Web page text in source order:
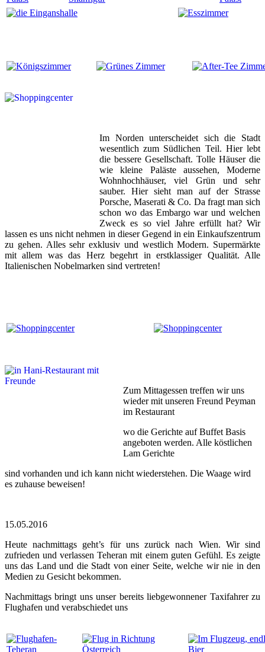
Im Norden unterscheidet sich die Stadt
wesentlich zum Südlichen Teil. Hier lebt
die bessere Gesellschaft. Tolle Häuser die
wie kleine Paläste aussehen, Moderne
Wohnhochhäuser, viel Grün und sehr
sauber. Hier sieht man auf der Strasse
Porsche, Maserati & Co. Da fragt man sich
schon wo das Embargo war und welchen
Zweck es so viel Jahre erfüllt hat? Wir
lassen es uns nicht nehmen in dieser Gegend in ein Einkaufszentrum
zu gehen. Alles sehr exklusiv und westlich Modern. Supermärkte
mit allem was das Herz begehrt in erstklassiger Qualität. Alle
Italienischen Nobelmarken sind vertreten!
Zum Mittagessen treffen wir uns
wieder mit unseren Freund Peyman
im Restaurant
wo die Gerichte auf Buffet Basis
angeboten werden. Alle köstlichen
Lam Gerichte
sind vorhanden und ich kann nicht wiederstehen. Die Waage wird
es zuhause beweisen!
15.05.2016
Heute nachmittags geht’s für uns zurück nach Wien. Wir sind
zufrieden und verlassen Teheran mit einem guten Gefühl. Es zeigte
uns das Land und die Stadt von einer Seite, welche wir nie in den
Medien zu Gesicht bekommen.
Nachmittags bringt uns unser bereits liebgewonnener Taxifahrer zu
Flughafen und verabschiedet uns